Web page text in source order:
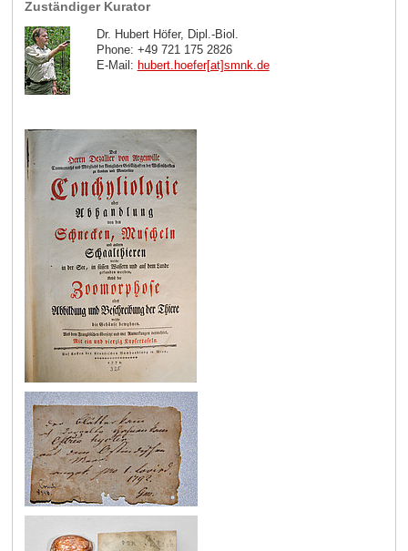
Zuständiger Kurator
Dr. Hubert Höfer, Dipl.-Biol.
Phone: +49 721 175 2826
E-Mail: hubert.hoefer[at]smnk.de